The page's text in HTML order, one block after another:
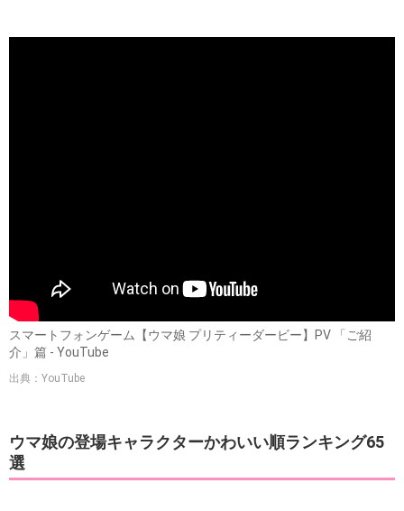
スマートフォンゲーム【ウマ娘 プリティーダービー】PV 「ご紹
介」篇 - YouTube
出典：YouTube
ウマ娘の登場キャラクターかわいい順ランキング65
選